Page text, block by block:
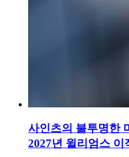
사인츠의 불투명한
2027년 윌리엄스 이